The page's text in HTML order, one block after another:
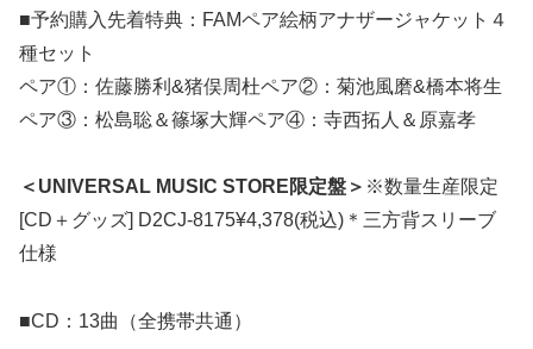
■予約購入先着特典：FAMペア絵柄アナザージャケット４
種セット
ペア①：佐藤勝利&猪俣周杜ペア②：菊池風磨&橋本将生
ペア③：松島聡＆篠塚大輝ペア④：寺西拓人＆原嘉孝
＜UNIVERSAL MUSIC STORE限定盤＞ ※数量生産限定
[CD＋グッズ] D2CJ-8175¥4,378(税込)＊三方背スリーブ
仕様
■CD：13曲（全携帯共通）